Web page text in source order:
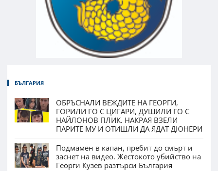
БЪЛГАРИЯ
ОБРЪСНАЛИ ВЕЖДИТЕ НА ГЕОРГИ,
ГОРИЛИ ГО С ЦИГАРИ, ДУШИЛИ ГО С
НАЙЛОНОВ ПЛИК. НАКРАЯ ВЗЕЛИ
ПАРИТЕ МУ И ОТИШЛИ ДА ЯДАТ ДЮНЕРИ
Подмамен в капан, пребит до смърт и
заснет на видео. Жестокото убийство на
Георги Кузев разтърси България